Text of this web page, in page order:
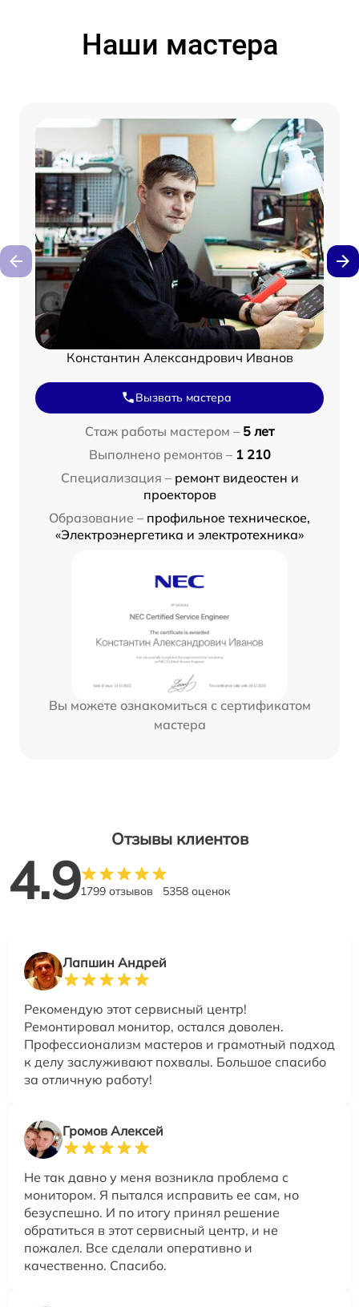
Наши мастера
Константин Александрович Иванов
Вызвать мастера
Стаж работы мастером – 5 лет
Выполнено ремонтов – 1 210
Специализация – ремонт видеостен и
проекторов
Образование – профильное техническое,
«Электроэнергетика и электротехника»
Вы можете ознакомиться с сертификатом
мастера
Отзывы клиентов
4.91799 отзывов 5358 оценок
Лапшин Андрей
Рекомендую этот сервисный центр!
Ремонтировал монитор, остался доволен.
Профессионализм мастеров и грамотный подход
к делу заслуживают похвалы. Большое спасибо
за отличную работу!
Громов Алексей
Не так давно у меня возникла проблема с
монитором. Я пытался исправить ее сам, но
безуспешно. И по итогу принял решение
обратиться в этот сервисный центр, и не
пожалел. Все сделали оперативно и
качественно. Спасибо.